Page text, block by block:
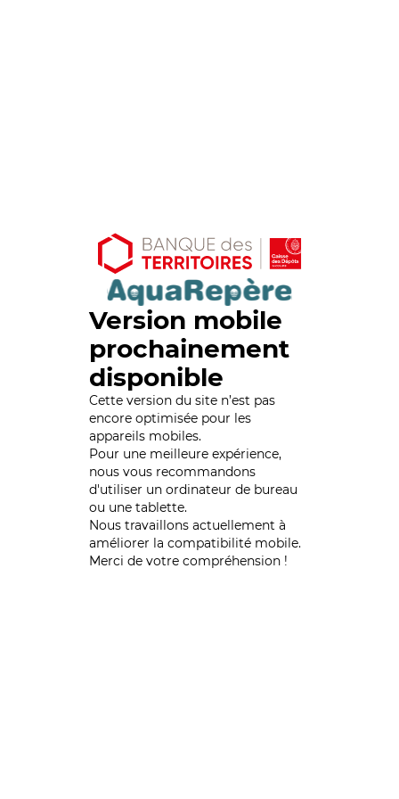
Version mobile
prochainement
disponible
Cette version du site n’est pas
encore optimisée pour les
appareils mobiles.
Pour une meilleure expérience,
nous vous recommandons
d'utiliser un ordinateur de bureau
ou une tablette.
Nous travaillons actuellement à
améliorer la compatibilité mobile.
Merci de votre compréhension !